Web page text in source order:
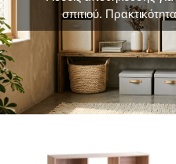
σπιτιού.